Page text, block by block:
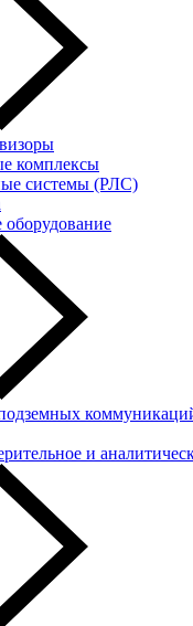
комплексы
системы (РЛС)
оборудование
и